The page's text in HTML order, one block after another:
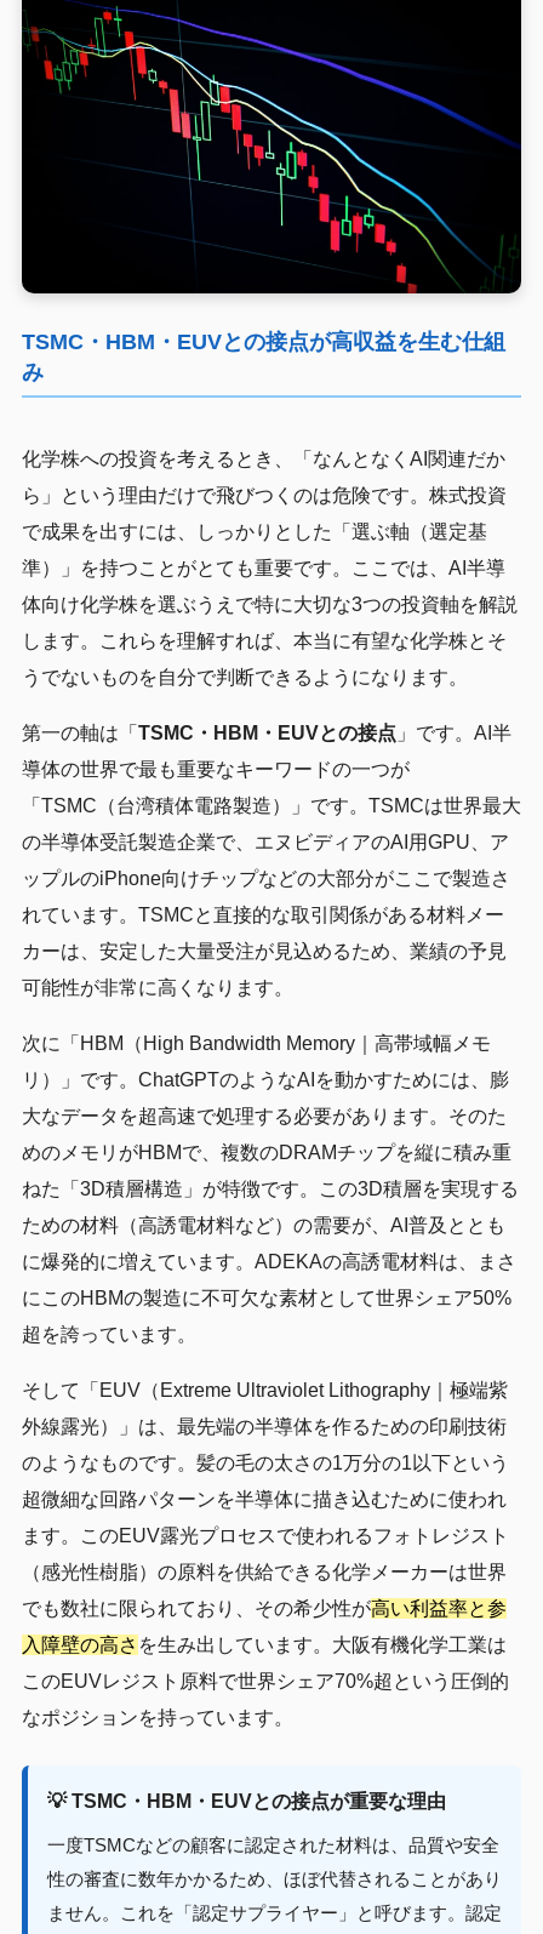
TSMC・HBM・EUVとの接点が高収益を生む仕組
み
化学株への投資を考えるとき、「なんとなくAI関連だか
ら」という理由だけで飛びつくのは危険です。株式投資
で成果を出すには、しっかりとした「選ぶ軸（選定基
準）」を持つことがとても重要です。ここでは、AI半導
体向け化学株を選ぶうえで特に大切な3つの投資軸を解説
します。これらを理解すれば、本当に有望な化学株とそ
うでないものを自分で判断できるようになります。
第一の軸は「 TSMC・HBM・EUVとの接点 」です。AI半
導体の世界で最も重要なキーワードの一つが
「TSMC（台湾積体電路製造）」です。TSMCは世界最大
の半導体受託製造企業で、エヌビディアのAI用GPU、ア
ップルのiPhone向けチップなどの大部分がここで製造さ
れています。TSMCと直接的な取引関係がある材料メー
カーは、安定した大量受注が見込めるため、業績の予見
可能性が非常に高くなります。
次に「HBM（High Bandwidth Memory｜高帯域幅メモ
リ）」です。ChatGPTのようなAIを動かすためには、膨
大なデータを超高速で処理する必要があります。そのた
めのメモリがHBMで、複数のDRAMチップを縦に積み重
ねた「3D積層構造」が特徴です。この3D積層を実現する
ための材料（高誘電材料など）の需要が、AI普及ととも
に爆発的に増えています。ADEKAの高誘電材料は、まさ
にこのHBMの製造に不可欠な素材として世界シェア50%
超を誇っています。
そして「EUV（Extreme Ultraviolet Lithography｜極端紫
外線露光）」は、最先端の半導体を作るための印刷技術
のようなものです。髪の毛の太さの1万分の1以下という
超微細な回路パターンを半導体に描き込むために使われ
ます。このEUV露光プロセスで使われるフォトレジスト
（感光性樹脂）の原料を供給できる化学メーカーは世界
でも数社に限られており、その希少性が高い利益率と参
入障壁の高さ を生み出しています。大阪有機化学工業は
このEUVレジスト原料で世界シェア70%超という圧倒的
なポジションを持っています。
💡 TSMC・HBM・EUVとの接点が重要な理由
一度TSMCなどの顧客に認定された材料は、品質や安全
性の審査に数年かかるため、ほぼ代替されることがあり
ません。これを「認定サプライヤー」と呼びます。認定